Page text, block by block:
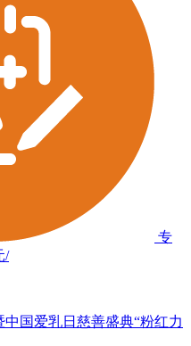
专
/
国爱乳日慈善盛典“粉红力